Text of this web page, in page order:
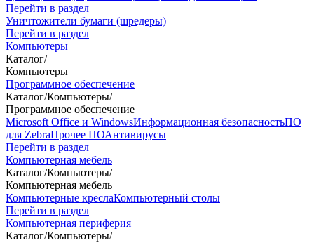
Перейти в раздел
Уничтожители бумаги (шредеры)
Перейти в раздел
Компьютеры
Каталог/
Компьютеры
Программное обеспечение
Каталог/Компьютеры/
Программное обеспечение
Microsoft Office и WindowsИнформационная безопасностьПО
для ZebraПрочее ПОАнтивирусы
Перейти в раздел
Компьютерная мебель
Каталог/Компьютеры/
Компьютерная мебель
Компьютерные креслаКомпьютерный столы
Перейти в раздел
Компьютерная периферия
Каталог/Компьютеры/